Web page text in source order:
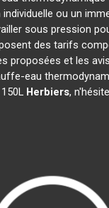
ou un
sous pression
des tarifs
proposées et les
eau
Herbiers,